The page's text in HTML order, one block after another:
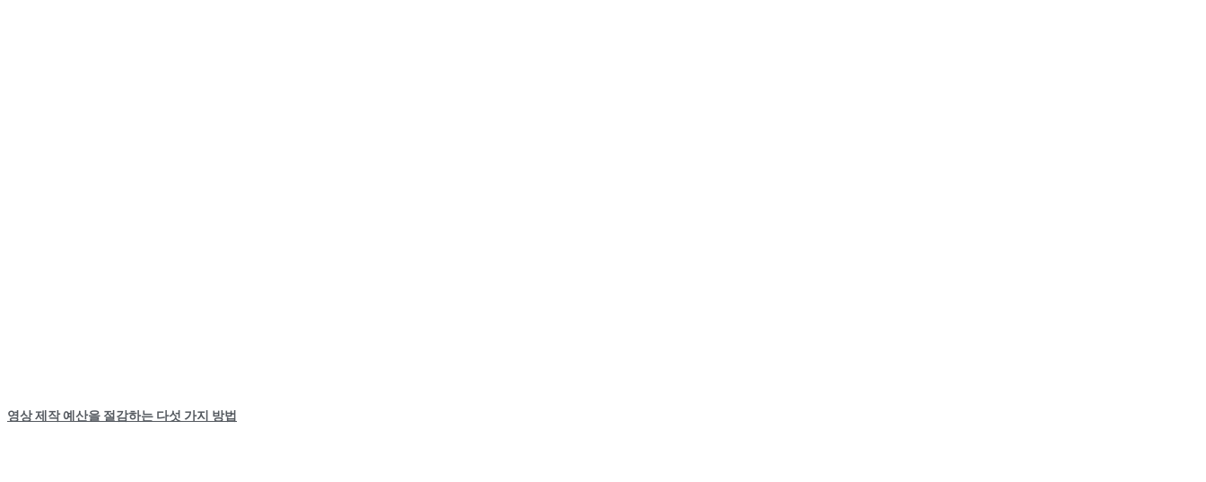
영상 제작 예산을 절감하는 다섯 가지 방법